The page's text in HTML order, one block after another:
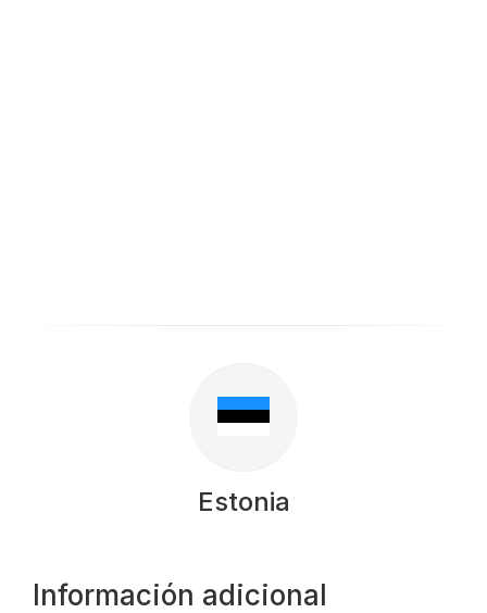
Estonia
Información adicional